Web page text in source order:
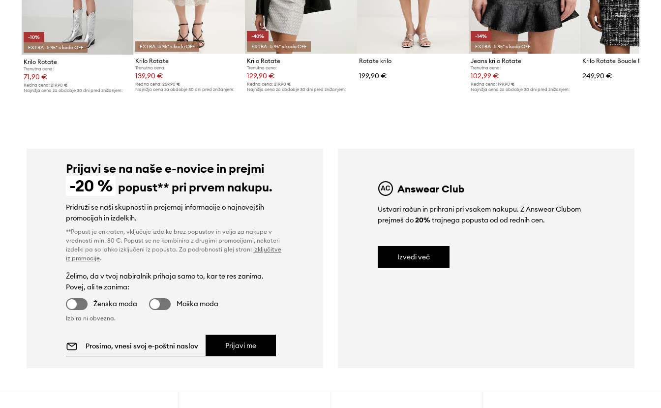
-10%
EXTRA -5 %* s kodo OFF
Krilo Rotate
Trenutna cena:
71,90 €
Redna cena: 219,90 €
Najnižja cena za obdobje 30 dni pred znižanjem:
EXTRA -5 %* s kodo OFF
Krilo Rotate
Trenutna cena:
139,90 €
Redna cena:259,90 €
Najnižja cena za obdobje 30 dni pred znižanjem:
-40%
EXTRA -5 %* s kodo OFF
Krilo Rotate
Trenutna cena:
129,90 €
Redna cena: 219,90 €
Najnižja cena za obdobje 30 dni pred znižanjem:
Rotate krilo
199,90 €
-14%
EXTRA -5 %* s kodo OFF
Jeans krilo Rotate
Trenutna cena:
102,99 €
Redna cena:199,90 €
Najnižja cena za obdobje 30 dni pred znižanjem:
Krilo Rotate Boucle Mini
249,90 €
Prijavi se na naše e-novice in prejmi
-20 % popust** pri prvem nakupu.
Pridruži se naši skupnosti in prejemaj informacije o najnovejših
promocijah in izdelkih.
**Popust je enkraten, vključuje izdelke brez popustov in velja za nakupe v
vrednosti min. 80 €. Popust se ne kombinira z drugimi promocijami, nekateri
izdelki pa so lahko izključeni iz popusta. Za podrobnosti glej stran: izključitve
iz promocije.
Želimo, da v tvoj nabiralnik prihaja samo to, kar te res zanima.
Povej, ali te zanima:
Ženska moda
Moška moda
Izbira ni obvezna.
Prijavi me
Answear Club
Ustvari račun in prihrani pri vsakem nakupu. Z Answear Clubom
prejmeš do20%trajnega popusta od od rednih cen.
Izvedi več